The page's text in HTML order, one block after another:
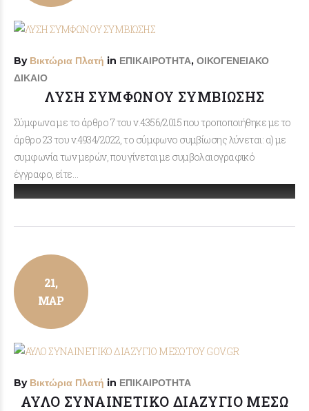
By Βικτώρια Πλατή in ΕΠΙΚΑΙΡΟΤΗΤΑ, ΟΙΚΟΓΕΝΕΙΑΚΟ
ΔΙΚΑΙΟ
ΛΥΣΗ ΣΥΜΦΩΝΟΥ ΣΥΜΒΙΩΣΗΣ
Σύμφωνα με το άρθρο 7 του ν.4356/2015 που τροποποιήθηκε με το
άρθρο 23 του ν.4934/2022, το σύμφωνο συμβίωσης λύνεται: α) με
συμφωνία των μερών, που γίνεται με συμβολαιογραφικό
έγγραφο, είτε…
21,
ΜΑΡ
By Βικτώρια Πλατή in ΕΠΙΚΑΙΡΟΤΗΤΑ
ΑΥΛΟ ΣΥΝΑΙΝΕΤΙΚΟ ΔΙΑΖΥΓΙΟ ΜΕΣΩ